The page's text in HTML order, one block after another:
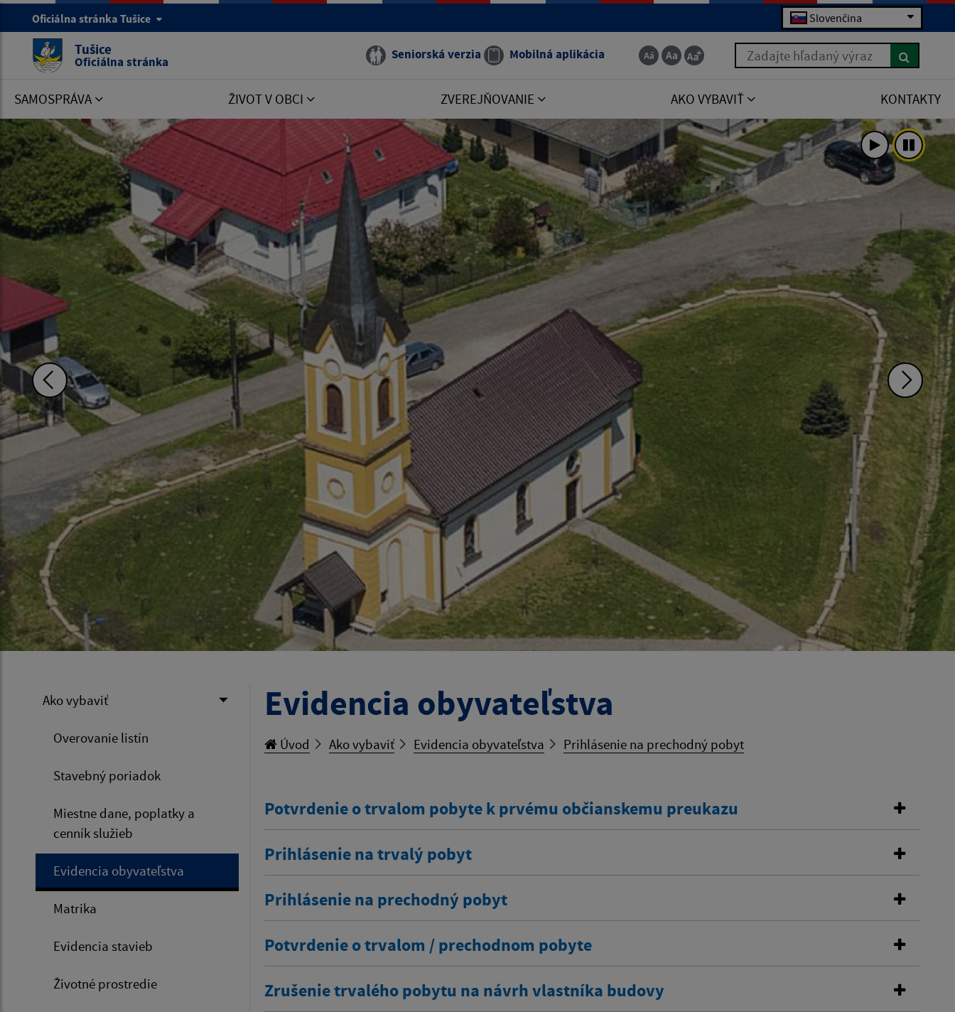
Oficiálna stránka Tušice Slovenčina
Tušice
Oficiálna stránka Seniorská verzia Mobilná aplikácia Zadajte hľadaný výraz
SAMOSPRÁVA ŽIVOT V OBCI ZVEREJŇOVANIE AKO VYBAVIŤ KONTAKTY
Ako vybaviť
Overovanie listín
Stavebný poriadok
Miestne dane, poplatky a
cenník služieb
Evidencia obyvateľstva
Matrika
Evidencia stavieb
Životné prostredie
Evidencia obyvateľstva
Úvod Ako vybaviť Evidencia obyvateľstva Prihlásenie na prechodný pobyt
Potvrdenie o trvalom pobyte k prvému občianskemu preukazu
Prihlásenie na trvalý pobyt
Prihlásenie na prechodný pobyt
Potvrdenie o trvalom / prechodnom pobyte
Zrušenie trvalého pobytu na návrh vlastníka budovy